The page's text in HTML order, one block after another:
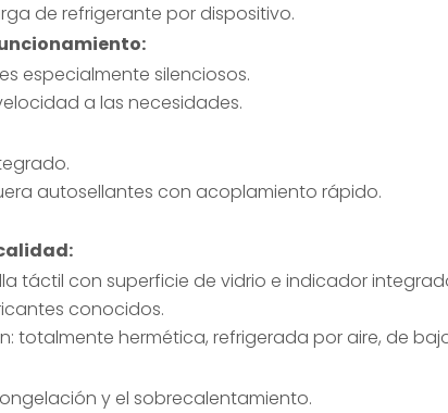
de refrigerante por dispositivo.
especialmente silenciosos.
a las necesidades.
autosellantes con acoplamiento rápido.
táctil con superficie de vidrio e indicador
conocidos.
totalmente hermética, refrigerada por aire, de
y el sobrecalentamiento.